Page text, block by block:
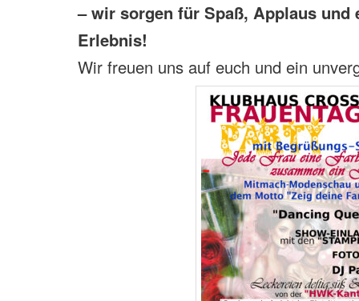
– wir sorgen für Spaß, Applaus und
Erlebnis!
Wir freuen uns auf euch und ein